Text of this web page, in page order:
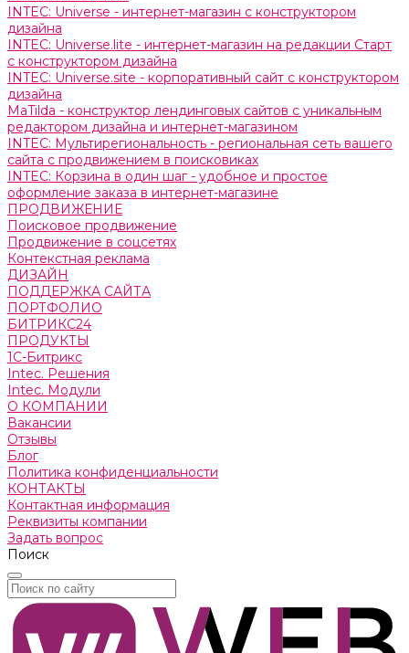
INTEC: Universe - интернет-магазин с конструктором
дизайна
INTEC: Universe.lite - интернет-магазин на редакции Старт
с конструктором дизайна
INTEC: Universe.site - корпоративный сайт с конструктором
дизайна
MaTilda - конструктор лендинговых сайтов с уникальным
редактором дизайна и интернет-магазином
INTEC: Мультирегиональность - региональная сеть вашего
сайта с продвижением в поисковиках
INTEC: Корзина в один шаг - удобное и простое
оформление заказа в интернет-магазине
ПРОДВИЖЕНИЕ
Поисковое продвижение
Продвижение в соцсетях
Контекстная реклама
ДИЗАЙН
ПОДДЕРЖКА САЙТА
ПОРТФОЛИО
БИТРИКС24
ПРОДУКТЫ
1С-Битрикс
Intec. Решения
Intec. Модули
О КОМПАНИИ
Вакансии
Отзывы
Блог
Политика конфиденциальности
КОНТАКТЫ
Контактная информация
Реквизиты компании
Задать вопрос
Поиск